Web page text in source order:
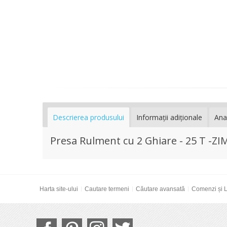
Descrierea produsului Informaţii adiţionale
Presa Rulment cu 2 Ghiare - 25 T -
Harta site-ului Cautare termeni Căutare avansată Comenzi și